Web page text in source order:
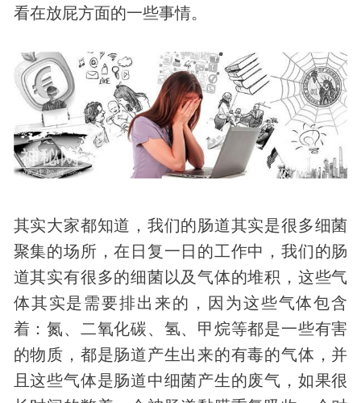
看在放屁方面的一些事情。
其实大家都知道，我们的肠道其实是很多细菌
聚集的场所，在日复一日的工作中，我们的肠
道其实有很多的细菌以及气体的堆积，这些气
体其实是需要排出来的，因为这些气体包含
着：氮、二氧化碳、氢、甲烷等都是一些有害
的物质，都是肠道产生出来的有毒的气体，并
且这些气体是肠道中细菌产生的废气，如果很